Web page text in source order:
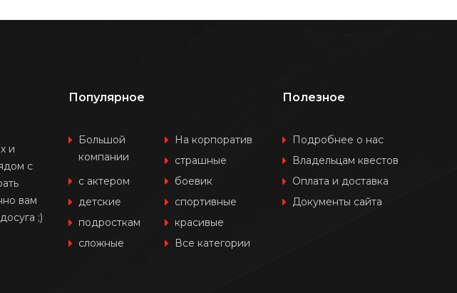
и
с
вам
;)
Популярное
Большой
компании
На корпоратив
страшные
с актером
боевик
детские
спортивные
подросткам
красивые
сложные
Все категории
Полезное
Подробнее о нас
Владельцам квестов
Оплата и доставка
Документы сайта